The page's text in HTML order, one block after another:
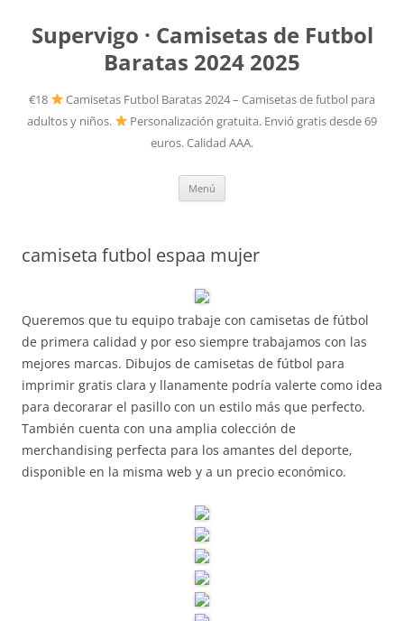
Supervigo · Camisetas de Futbol
Baratas 2024 2025
€18
Camisetas Futbol Baratas 2024 – Camisetas de futbol para
adultos y niños.
Personalización gratuita. Envió gratis desde 69
euros. Calidad AAA.
Menú
camiseta futbol espaa mujer
Queremos que tu equipo trabaje con camisetas de fútbol
de primera calidad y por eso siempre trabajamos con las
mejores marcas. Dibujos de camisetas de fútbol para
imprimir gratis clara y llanamente podría valerte como idea
para decorarar el pasillo con un estilo más que perfecto.
También cuenta con una amplia colección de
merchandising perfecta para los amantes del deporte,
disponible en la misma web y a un precio económico.